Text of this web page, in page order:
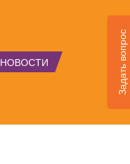
НОВОСТИ Задать вопрос